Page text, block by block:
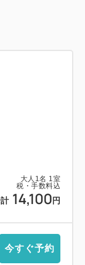
大人 1名 1室
税・手数料込
14,100 円
今すぐ予約